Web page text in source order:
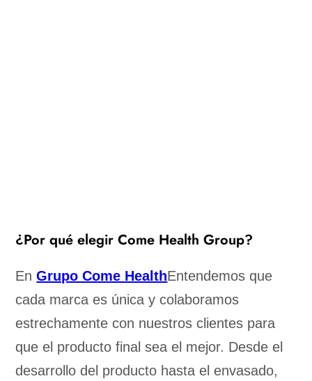
¿Por qué elegir Come Health Group?
EnGrupo Come HealthEntendemos que
cada marca es única y colaboramos
estrechamente con nuestros clientes para
que el producto final sea el mejor. Desde el
desarrollo del producto hasta el envasado,